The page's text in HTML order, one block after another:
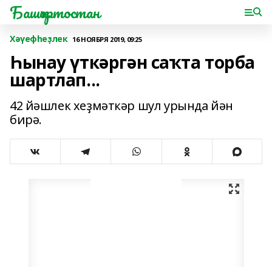
Башҡортостан
Хәүефһеҙлек 16 НОЯБРЯ 2019, 09:25
Һынау үткәргән саҡта торба
шартлап...
42 йәшлек хеҙмәткәр шул урында йән
бирә.